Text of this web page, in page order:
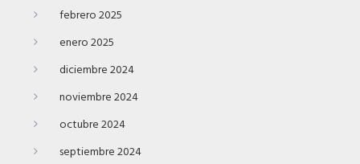
febrero 2025
enero 2025
diciembre 2024
noviembre 2024
octubre 2024
septiembre 2024